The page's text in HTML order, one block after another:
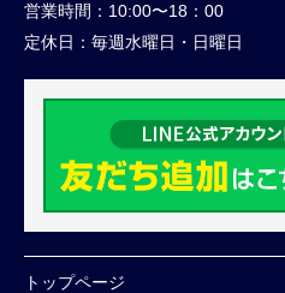
営業時間： 10:00〜18：00
定休日： 毎週水曜日・日曜日
トップページ